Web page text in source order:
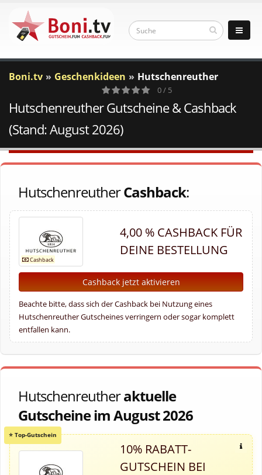
Boni.tv Geschenkideen Hutschenreuther
0
Votes
0 / 5
Hutschenreuther Gutscheine & Cashback
(Stand: August 2026)
HutschenreutherCashback:
4,00 % CASHBACK FÜR
DEINE BESTELLUNG
Cashback jetzt aktivieren
Beachte bitte, dass sich der Cashback bei Nutzung eines
Hutschenreuther Gutscheines verringern oder sogar komplett
entfallen kann.
Hutschenreutheraktuelle
Gutscheine im August 2026
10% RABATT-
GUTSCHEIN BEI